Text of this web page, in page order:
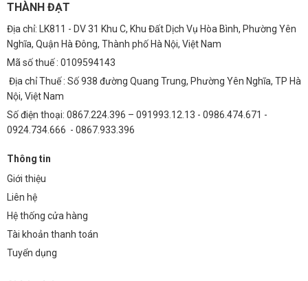
THÀNH ĐẠT
Địa chỉ: LK811 - DV 31 Khu C, Khu Đất Dịch Vụ Hòa Bình, Phường Yên
Nghĩa, Quận Hà Đông, Thành phố Hà Nội, Việt Nam
Mã số thuế : 0109594143
Địa chỉ Thuế : Số 938 đường Quang Trung, Phường Yên Nghĩa, TP Hà
Nội, Việt Nam
Số điện thoại: 0867.224.396 – 091993.12.13 - 0986.474.671 -
0924.734.666 - 0867.933.396
Thông tin
Giới thiệu
Liên hệ
Hệ thống cửa hàng
Tài khoản thanh toán
Tuyển dụng